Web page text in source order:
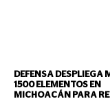
DEFENSA DESPLIEGA
1500 ELEMENTOS EN
MICHOACÁN PARA